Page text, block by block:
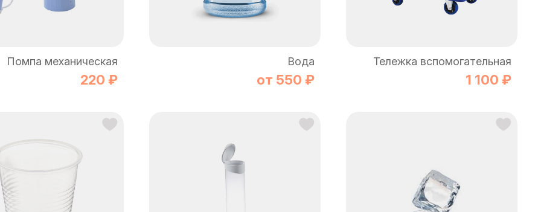
Помпа механическая
220 ₽
Вода
от 550 ₽
Тележка вспомогательная
1 100 ₽